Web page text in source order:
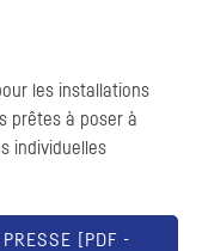
les installations
prêtes à poser à
individuelles
[ PDF -